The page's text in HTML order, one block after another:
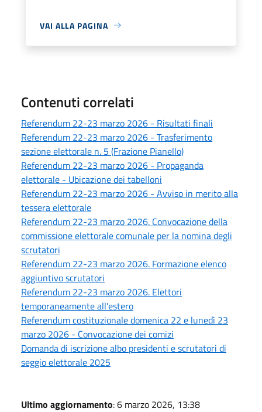
VAI ALLA PAGINA
Contenuti correlati
Referendum 22-23 marzo 2026 - Risultati finali
Referendum 22-23 marzo 2026 - Trasferimento
sezione elettorale n. 5 (Frazione Pianello)
Referendum 22-23 marzo 2026 - Propaganda
elettorale - Ubicazione dei tabelloni
Referendum 22-23 marzo 2026 - Avviso in merito alla
tessera elettorale
Referendum 22-23 marzo 2026. Convocazione della
commissione elettorale comunale per la nomina degli
scrutatori
Referendum 22-23 marzo 2026. Formazione elenco
aggiuntivo scrutatori
Referendum 22-23 marzo 2026. Elettori
temporaneamente all'estero
Referendum costituzionale domenica 22 e lunedì 23
marzo 2026 - Convocazione dei comizi
Domanda di iscrizione albo presidenti e scrutatori di
seggio elettorale 2025
Ultimo aggiornamento: 6 marzo 2026, 13:38